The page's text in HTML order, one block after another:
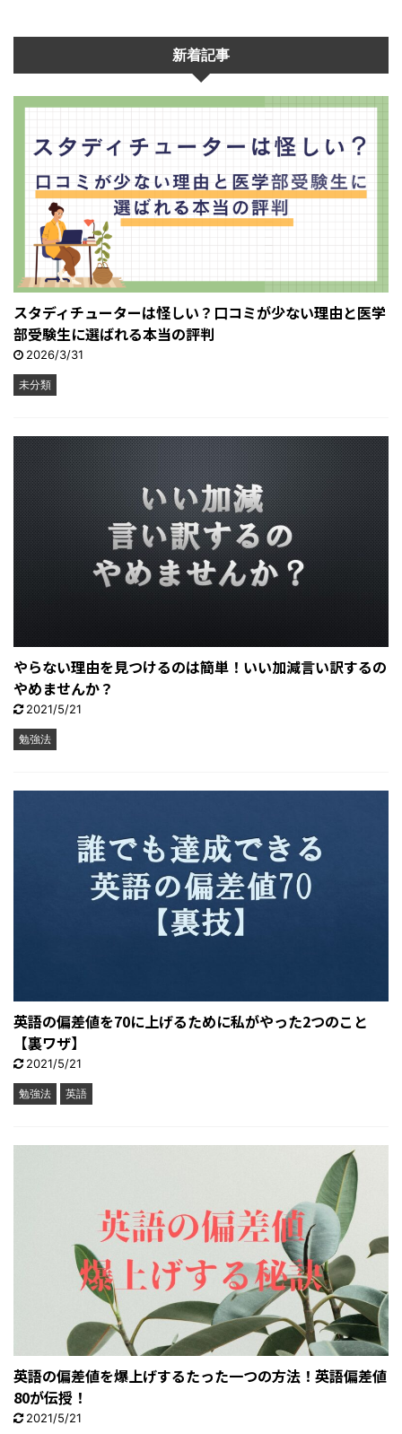
新着記事
スタディチューターは怪しい？口コミが少ない理由と医学
部受験生に選ばれる本当の評判
2026/3/31
未分類
やらない理由を見つけるのは簡単！いい加減言い訳するの
やめませんか？
2021/5/21
勉強法
英語の偏差値を70に上げるために私がやった2つのこと
【裏ワザ】
2021/5/21
勉強法 英語
英語の偏差値を爆上げするたった一つの方法！英語偏差値
80が伝授！
2021/5/21